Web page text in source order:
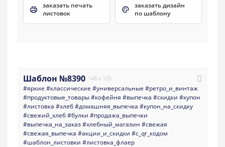
заказать печать
листовок
заказать дизайн
по шаблону
Шаблон №8390 148 x 105
#яркие #классические #универсальные #ретро_и_винтаж
#продуктовые_товары#кофейня #выпечка #скидки #купон
#листовка #хлеб#домашняя_выпечка #купон_на_скидку
#свежий_хлеб#булки #продажа_выпечки
#выпечка_на_заказ#хлебный_магазин #свежая
#свежая_выпечка #акции_и_скидки #с_qr_кодом
#шаблон_листовки #листовка_флаер